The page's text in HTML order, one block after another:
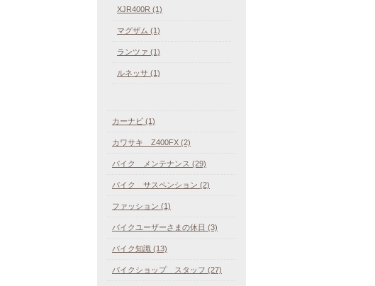
XJR400R (1)
マグザム (1)
ランツァ (1)
ルネッサ (1)
カーナビ (1)
カワサキ Z400FX (2)
バイク メンテナンス (29)
バイク サスペンション (2)
ファッション (1)
バイクユーザーさまの休日 (3)
バイク知識 (13)
バイクショップ スタッフ (27)